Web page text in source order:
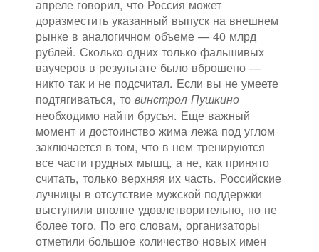
апреле говорил, что Россия может
доразместить указанный выпуск на внешнем
рынке в аналогичном объеме — 40 млрд
рублей. Сколько одних только фальшивых
ваучеров в результате было вброшено —
никто так и не подсчитал. Если вы не умеете
подтягиваться, то винстрол Пушкино
необходимо найти брусья. Еще важный
момент и достоинство жима лежа под углом
заключается в том, что в нем тренируются
все части грудных мышц, а не, как принято
считать, только верхняя их часть. Российские
лучницы в отсутствие мужской поддержки
выступили вполне удовлетворительно, но не
более того. По его словам, организаторы
отметили большое количество новых имен